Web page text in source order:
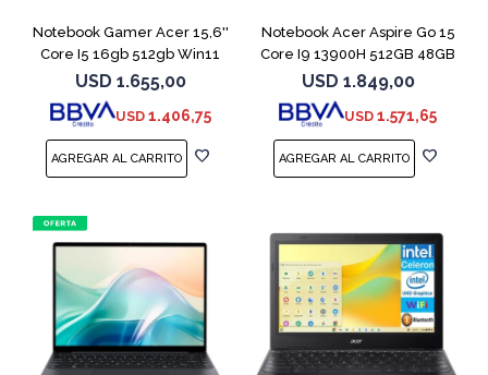
Notebook Gamer Acer 15,6''
Core I5 16gb 512gb Win11
Rtx5050
USD 1.655,00
USD 1.406,75
Notebook Acer Aspire Go 15
Core I9 13900H 512GB 48GB
15.6"
USD 1.849,00
USD 1.571,65
COMPARAR COMPARAR